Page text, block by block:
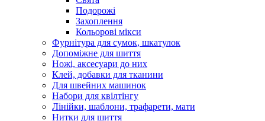
Подорожі
Захоплення
Кольорові мікси
Фурнітура для сумок, шкатулок
Допоміжне для шиття
Ножі, аксесуари до них
Клей, добавки для тканини
Для швейних машинок
Набори для квілтінгу
Лінійки, шаблони, трафарети, мати
Нитки для шиття